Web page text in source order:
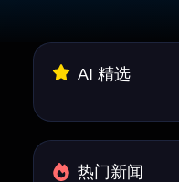
AI 精选
热门新闻